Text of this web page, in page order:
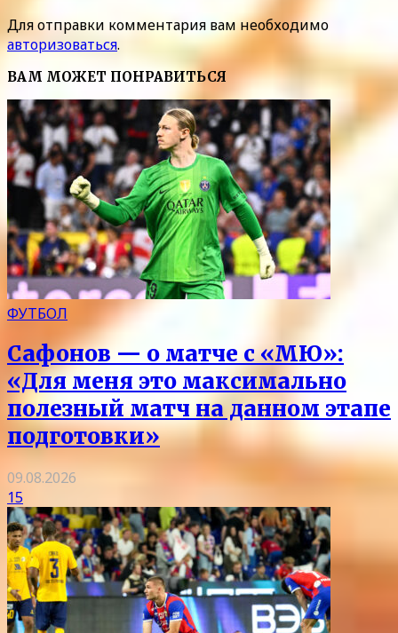
Для отправки комментария вам необходимо
авторизоваться.
ВАМ МОЖЕТ ПОНРАВИТЬСЯ
ФУТБОЛ
Сафонов — о матче с «МЮ»:
«Для меня это максимально
полезный матч на данном этапе
подготовки»
09.08.2026
15